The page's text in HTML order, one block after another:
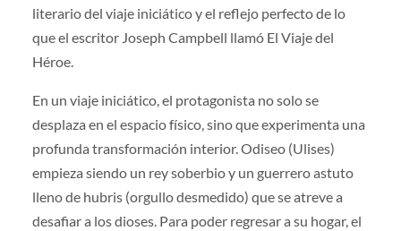
literario del viaje iniciático y el reflejo perfecto de lo
que el escritor Joseph Campbell llamó El Viaje del
Héroe.
En un viaje iniciático, el protagonista no solo se
desplaza en el espacio físico, sino que experimenta una
profunda transformación interior. Odiseo (Ulises)
empieza siendo un rey soberbio y un guerrero astuto
lleno de hubris (orgullo desmedido) que se atreve a
desafiar a los dioses. Para poder regresar a su hogar, el